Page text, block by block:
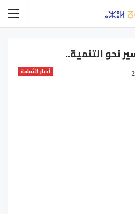
نحو التنمية..
أخبار الثقافة